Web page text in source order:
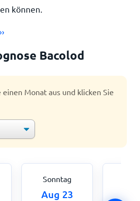
können.
Bacolod
einen Monat aus und klicken Sie
Sonntag
Aug 23